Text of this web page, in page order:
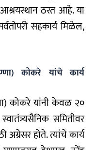
आश्रयस्थान ठरत आहे. या
सहकार्य मिळेल,
कोकरे यांचे कार्य
कोकरे यांनी केवळ २०
समितीवर
अग्रेसर होते. त्यांचे कार्य